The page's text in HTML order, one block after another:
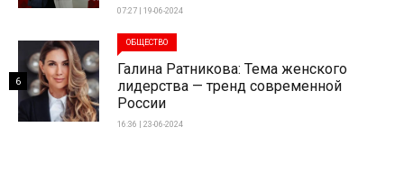
07:27 | 19-06-2024
ОБЩЕСТВО
Галина Ратникова: Тема женского
лидерства — тренд современной
России
16:36 | 23-06-2024
6